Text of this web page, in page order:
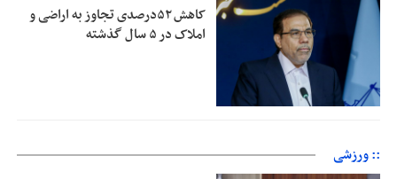
کاهش ۵۲درصدی تجاوز به اراضی و
املاک در ۵ سال گذشته
:: ورزشی